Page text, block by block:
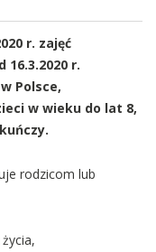
r. zajęć
r.
Polsce,
w wieku do lat 8,
rodzicom lub